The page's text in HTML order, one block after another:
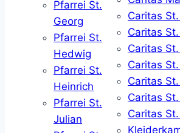
Pfarrei St.
Georg
Pfarrei St.
Hedwig
Pfarrei St.
Heinrich
Pfarrei St.
Julian
Caritas
Caritas
Caritas
Caritas
Caritas
Caritas
Caritas